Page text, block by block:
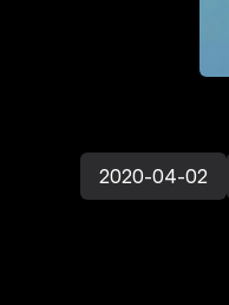
2020-04-02